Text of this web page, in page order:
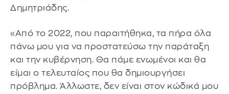
Δημητριάδης.
«Από το 2022, που παραιτήθηκα, τα πήρα όλα
πάνω μου για να προστατεύσω την παράταξη
και την κυβέρνηση. Θα πάμε ενωμένοι και θα
είμαι ο τελευταίος που θα δημιουργήσει
πρόβλημα. Άλλωστε, δεν είναι στον κώδικά μου